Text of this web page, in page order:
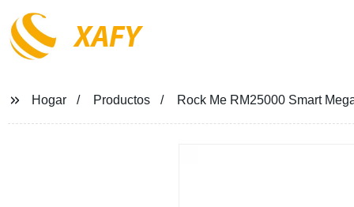
XAFY
Hogar Productos Rock Me RM25000 Smart